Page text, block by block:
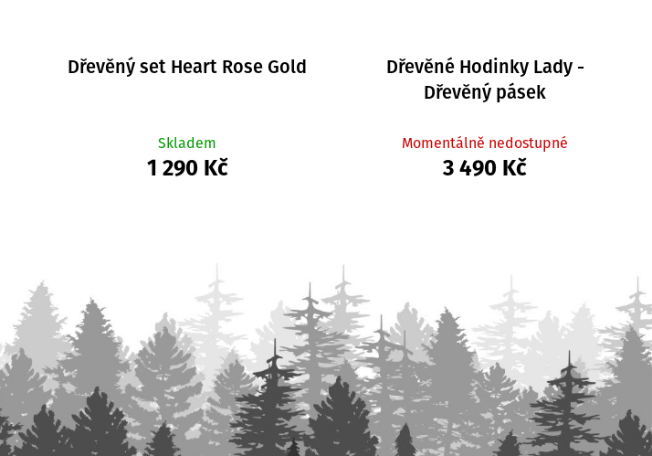
Dřevěný set Heart Rose Gold
Skladem
1 290 Kč
Dřevěné Hodinky Lady -
Dřevěný pásek
Momentálně nedostupné
3 490 Kč